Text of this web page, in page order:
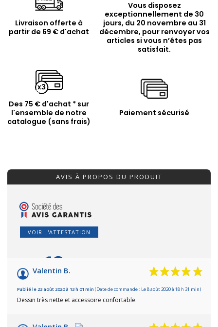
Livraison offerte à
partir de 69 € d'achat
Vous disposez
exceptionnellement de 30
jours, du 20 novembre au 31
décembre, pour renvoyer vos
articles si vous n’êtes pas
satisfait.
Des 75 € d'achat * sur
l'ensemble de notre
catalogue (sans frais)
Paiement sécurisé
AVIS À PROPOS DU PRODUIT
VOIR L'ATTESTATION
10/10
Basé sur 2 avis
Valentin B.
Publié le 23 août 2020 à 13 h 01 min (Date de commande : Le 8 août 2020 à 18 h 31 min)
Dessin très nette et accessoire confortable.